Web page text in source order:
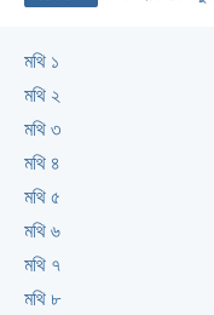
মথি ১
মথি ২
মথি ৩
মথি ৪
মথি ৫
মথি ৬
মথি ৭
মথি ৮